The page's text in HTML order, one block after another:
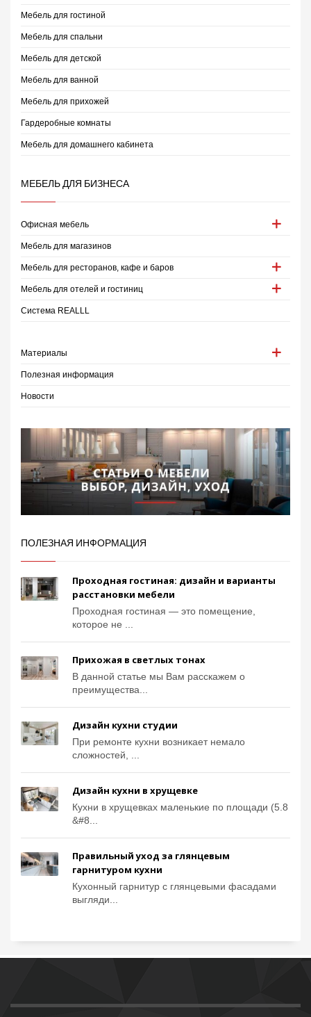
Мебель для гостиной
Мебель для спальни
Мебель для детской
Мебель для ванной
Мебель для прихожей
Гардеробные комнаты
Мебель для домашнего кабинета
МЕБЕЛЬ ДЛЯ БИЗНЕСА
Офисная мебель
Мебель для магазинов
Мебель для ресторанов, кафе и баров
Мебель для отелей и гостиниц
Система REALLL
Материалы
Полезная информация
Новости
ПОЛЕЗНАЯ ИНФОРМАЦИЯ
Проходная гостиная: дизайн и варианты
расстановки мебели
Проходная гостиная — это помещение,
которое не ...
Прихожая в светлых тонах
В данной статье мы Вам расскажем о
преимущества...
Дизайн кухни студии
При ремонте кухни возникает немало
сложностей, ...
Дизайн кухни в хрущевке
Кухни в хрущевках маленькие по площади (5.8
&#8...
Правильный уход за глянцевым
гарнитуром кухни
Кухонный гарнитур с глянцевыми фасадами
выгляди...